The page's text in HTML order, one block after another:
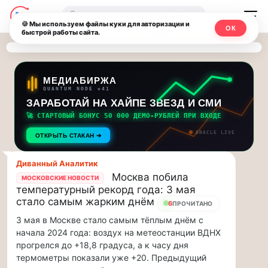
Последние
новости
и
обновления
потока:
Друзья,
приглашаем
на
музыкальную
прогулку
по
Москве
Чайковского!…
Друзья,
приглашаем
на
музыкальную
Москвичи.net
—
Главный
столичный
чат-
мессенджер,
новости
и
инсайды
Москвы
🔍
МЕДИАБИРЖА
QUANTUM NODE v41
ЗАРАБОТАЙ НА ХАЙПЕ ЗВЕЗД И СМИ
🚀 СТАРТОВЫЙ БОНУС 50 000 ДЕМО-РУБЛЕЙ ПРИ ВХОДЕ
ОТКРЫТЬ СТАКАН ➔ ORACLE LIVE
Диванный Аналитик
МОСКОВСКИЕ НОВОСТИ
Москва побила
температурный рекорд года: 3 мая
стало самым жарким днём
6ПРОЧИТАНО
3 мая в Москве стало самым тёплым днём с
начала 2024 года: воздух на метеостанции ВДНХ
прогрелся до +18,8 градуса, а к часу дня
термометры показали уже +20. Предыдущий
🍪 Мы используем файлы куки для авторизации и
быстрой работы сайта.
ОК